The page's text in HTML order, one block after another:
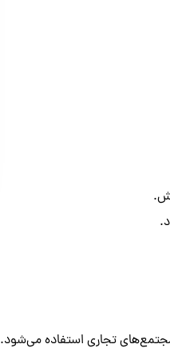
تجاری استفاده می‌شود.